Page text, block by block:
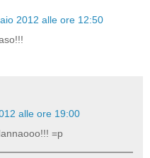
2012 alle ore 12:50
alle ore 19:00
=p